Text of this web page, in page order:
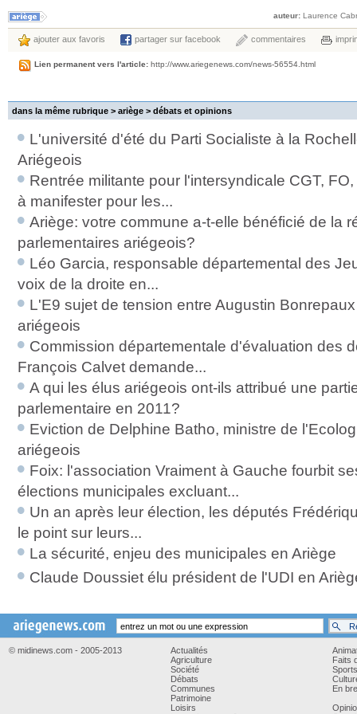
auteur: Laurence
ajouter aux favoris partager sur facebook commentaires
Lien permanent vers l'article: http://www.ariegenews.com/news-56554.html
dans la même rubrique > ariège > débats et opinions
L'université d'été du Parti Socialiste à la
Ariégeois
Rentrée militante pour l'intersyndicale CGT,
à manifester pour les...
Ariège: votre commune a-t-elle bénéficié de la
parlementaires ariégeois?
Léo Garcia, responsable départemental des
voix de la droite en...
L'E9 sujet de tension entre Augustin
ariégeois
Commission départementale d'évaluation des
François Calvet demande...
A qui les élus ariégeois ont-ils attribué une
parlementaire en 2011?
Eviction de Delphine Batho, ministre de
ariégeois
Foix: l'association Vraiment à Gauche fourbit
élections municipales excluant...
Un an après leur élection, les députés
le point sur leurs...
La sécurité, enjeu des municipales en Ariège
Claude Doussiet élu président de l'UDI en
© midinews.com - 2005-2013
Actualités
Agriculture
Société
Débats
Communes
Patrimoine
Loisirs
Faits
Sports
En